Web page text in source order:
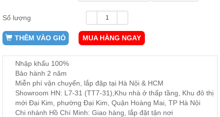
Công,
Bàn
ghế
Phụ
Kiện
Số lượng
THÊM VÀO GIỎ MUA HÀNG NGAY
Nhập khẩu 100%
Bảo hành 2 năm
Miễn phí vận chuyển, lắp đặp tại Hà Nội & HCM
Showroom HN: L7-31 (TT7-31),Khu nhà ở thấp tầng, Khu đô thị
mới Đại Kim, phường Đại Kim, Quận Hoàng Mai, TP Hà Nội
Chi nhánh Hồ Chí Minh: Giao hàng, lắp đặt tận nơi